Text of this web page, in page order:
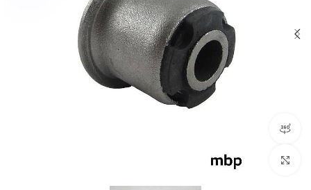
برای بزرگنمایی کلیک کنید